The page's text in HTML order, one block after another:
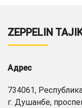
ZEPPELIN
Адрес
734061,
г. Душанбе,